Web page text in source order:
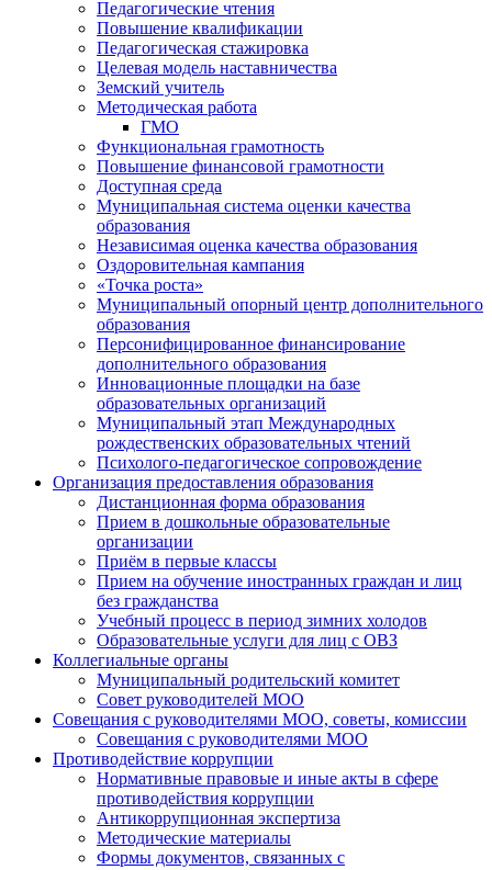
Педагогические чтения
Повышение квалификации
Педагогическая стажировка
Целевая модель наставничества
Земский учитель
Методическая работа
ГМО
Функциональная грамотность
Повышение финансовой грамотности
Доступная среда
Муниципальная система оценки качества
образования
Независимая оценка качества образования
Оздоровительная кампания
«Точка роста»
Муниципальный опорный центр дополнительного
образования
Персонифицированное финансирование
дополнительного образования
Инновационные площадки на базе
образовательных организаций
Муниципальный этап Международных
рождественских образовательных чтений
Психолого-педагогическое сопровождение
Организация предоставления образования
Дистанционная форма образования
Прием в дошкольные образовательные
организации
Приём в первые классы
Прием на обучение иностранных граждан и лиц
без гражданства
Учебный процесс в период зимних холодов
Образовательные услуги для лиц с ОВЗ
Коллегиальные органы
Муниципальный родительский комитет
Совет руководителей МОО
Совещания с руководителями МОО, советы, комиссии
Совещания с руководителями МОО
Противодействие коррупции
Нормативные правовые и иные акты в сфере
противодействия коррупции
Антикоррупционная экспертиза
Методические материалы
Формы документов, связанных с